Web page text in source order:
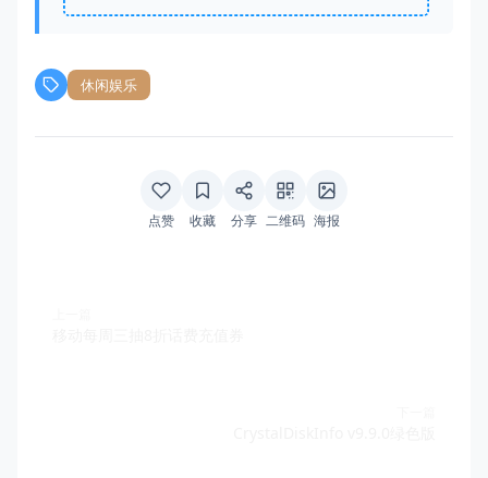
休闲娱乐
点赞 收藏 分享 二维码 海报